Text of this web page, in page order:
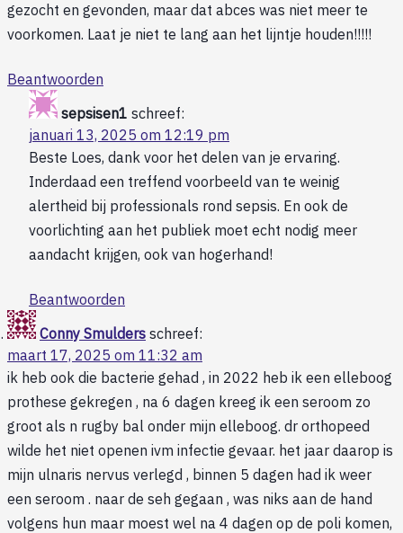
gezocht en gevonden, maar dat abces was niet meer te
voorkomen. Laat je niet te lang aan het lijntje houden!!!!!
Beantwoorden
sepsisen1 schreef:
januari 13, 2025 om 12:19 pm
Beste Loes, dank voor het delen van je ervaring.
Inderdaad een treffend voorbeeld van te weinig
alertheid bij professionals rond sepsis. En ook de
voorlichting aan het publiek moet echt nodig meer
aandacht krijgen, ook van hogerhand!
Beantwoorden
Conny Smulders schreef:
maart 17, 2025 om 11:32 am
ik heb ook die bacterie gehad , in 2022 heb ik een elleboog
prothese gekregen , na 6 dagen kreeg ik een seroom zo
groot als n rugby bal onder mijn elleboog. dr orthopeed
wilde het niet openen ivm infectie gevaar. het jaar daarop is
mijn ulnaris nervus verlegd , binnen 5 dagen had ik weer
een seroom . naar de seh gegaan , was niks aan de hand
volgens hun maar moest wel na 4 dagen op de poli komen,